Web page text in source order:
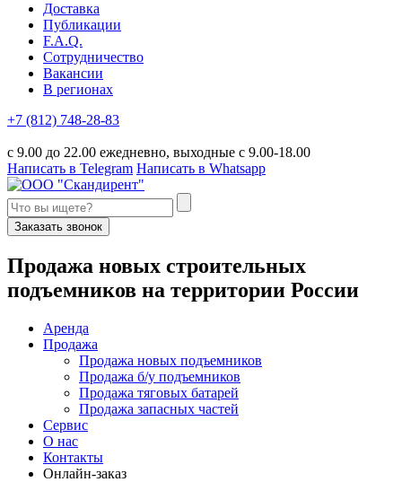
Доставка
Публикации
F.A.Q.
Сотрудничество
Вакансии
В регионах
+7 (812) 748-28-83
с 9.00 до 22.00 ежедневно, выходные с 9.00-18.00
Написать в Telegram Написать в Whatsapp
Заказать звонок
Продажа новых строительных
подъемников на территории России
Аренда
Продажа
Продажа новых подъемников
Продажа б/у подъемников
Продажа тяговых батарей
Продажа запасных частей
Сервис
О нас
Контакты
Онлайн-заказ